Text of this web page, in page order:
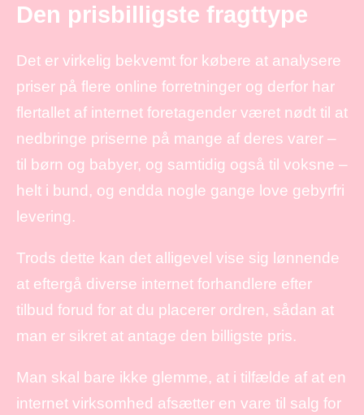
Den prisbilligste fragttype
Det er virkelig bekvemt for købere at analysere
priser på flere online forretninger og derfor har
flertallet af internet foretagender været nødt til at
nedbringe priserne på mange af deres varer –
til børn og babyer, og samtidig også til voksne –
helt i bund, og endda nogle gange love gebyrfri
levering.
Trods dette kan det alligevel vise sig lønnende
at eftergå diverse internet forhandlere efter
tilbud forud for at du placerer ordren, sådan at
man er sikret at antage den billigste pris.
Man skal bare ikke glemme, at i tilfælde af at en
internet virksomhed afsætter en vare til salg for